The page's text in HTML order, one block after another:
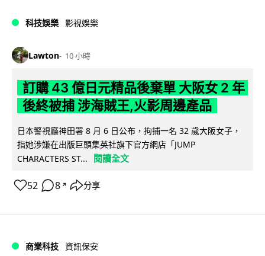
科技娛樂 影視娛樂
Lawton 10 小時
訂購 43 億日元精品後棄單 大阪女 2 年
後終被捕 涉海賊王,火影周邊產品
日本警視廳神田署 8 月 6 日公布，拘捕一名 32 歲大阪女子，
指她涉嫌在出版巨頭集英社旗下官方網店「JUMP
CHARACTERS ST...
閱讀全文
52 8 ↗ 分享
商業科技 資訊保安